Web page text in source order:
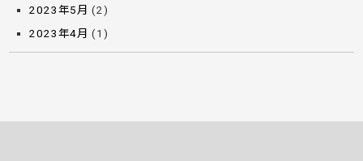
2023年5月 (2)
2023年4月 (1)